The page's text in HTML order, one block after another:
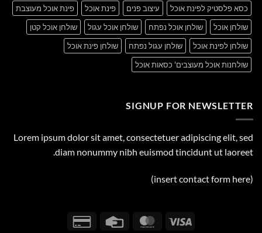
כסא פלסטיק לפינת אוכל
עיצוב פנים פינת אוכל
פינת אוכל מעוצבת
שולחן אוכל
שולחן אוכל נפתח שולחן אוכל עגול
שולחן אוכל קטן
שולחן לפינת אוכל
שולחן עגול נפתח
שולחן פינת אוכל
שולחנות אוכל מעוצבים' כסאות אוכל
SIGNUP FOR NEWSLETTER
Lorem ipsum dolor sit amet, consectetuer adipiscing elit, sed
diam nonummy nibh euismod tincidunt ut laoreet.
(insert contact form here)
Visa
MasterCard
Credit